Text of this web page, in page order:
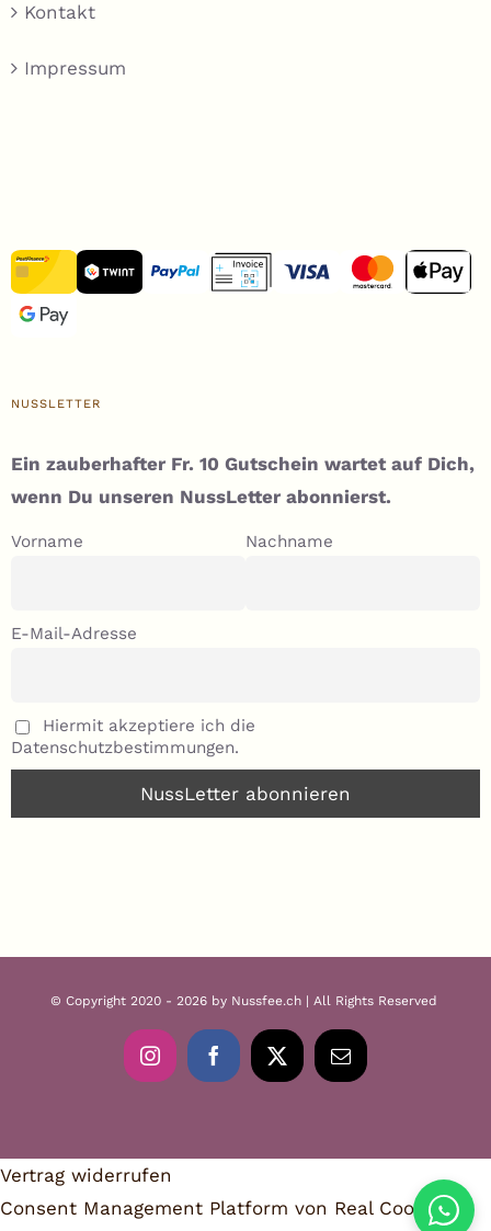
Kontakt
Impressum
NUSSLETTER
Ein zauberhafter Fr. 10 Gutschein wartet auf Dich,
wenn Du unseren NussLetter abonnierst.
Vorname Nachname
E-Mail-Adresse
Hiermit akzeptiere ich die
Datenschutzbestimmungen.
© Copyright 2020 - 2026 by Nussfee.ch | All Rights Reserved
InstagramFacebook
X
E-
Mail
Vertrag widerrufen
Consent Management Platform von Real Cookie